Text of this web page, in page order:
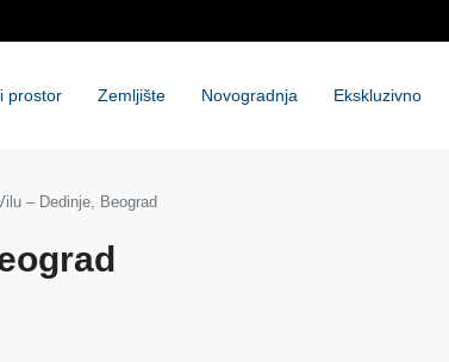
prostor Zemljište Novogradnja Ekskluzivno
– Dedinje, Beograd